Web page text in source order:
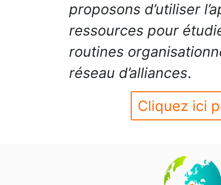
proposons d’utiliser
ressources pour
routines
réseau d’alliances.
Cliquez ici